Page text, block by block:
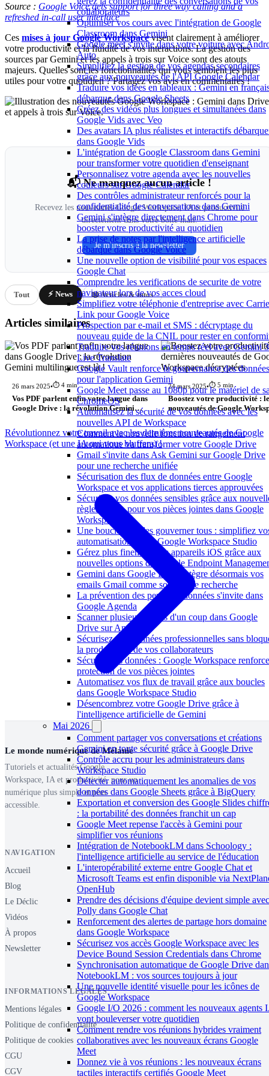
collaborateurs
Optimiser vos cours avec l'intégration de Google
Classroom dans Gemini
Google meet s'invite dans votre voiture avec
Auto
Simplifiez la gestion de vos agendas secondaires
grâce aux nouveautés de l'API Google Calendar
Traduire vos idées en tableaux : Gemini en
débarque dans Google Sheets
Créez des vidéos plus longues et simultanées dans
Google Vids avec Veo
Des avatars IA plus réalistes et interactifs
dans Google Vids
L'intégration de Google Classroom dans Gemini
pour transformer votre quotidien d'enseignant
Personnalisez votre agenda avec les nouvelles
couleurs sur Google Calendar
Des contrôles administrateur renforcés pour la
confidentialité des conversations dans Gemini
Gemini s'intègre directement dans Chrome pour
booster votre productivité au quotidien
La prise de notes par l'intelligence artificielle
débarque dans Google Voice
Une nouvelle option de visibilité pour vos espaces
Google Chat
Comprendre les verifications de securite de votre
navigateur lors de vos acces cloud
Simplifiez votre téléphonie d'entreprise avec
Link pour Google Voice
Prospection par e-mail et SMS : décryptage du
nouveau guide de la CNIL pour rester en
Traduire vos réunions en temps réel avec Gemini
Live Translate
Google Vault renforce la gouvernance des données
pour l'application Gemini
Google Meet passe au 1080p pour le matériel de
ChromeOS
Automatisez la sécurité de vos données avec les
nouvelles API de Workspace
Comment la nouvelle fonction de rangement
automatique va transformer votre Google Drive
Gmail s'invite dans Ask Gemini sur Google Drive
pour une recherche unifiée
Sécurisation des flux de données entre Google
Workspace et vos applications tierces approuvées
Sécurisez vos données sensibles grâce aux
règles de dlp pour vos pièces jointes dans Google
Workspace
Une boucle pour les gouverner tous : simplifiez
automatisations dans Google Workspace Studio
Gérez plus finement vos appareils iOS grâce aux
nouvelles options de Google Endpoint
Gemini dans Google Drive intègre désormais vos
emails Gmail comme sources de recherche
La prévention des pertes de données s'invite dans
Google Agenda
Scanner plusieurs pages d'un coup dans Google
Drive sur Android
Sécurisez vos données professionnelles sans
la productivité de vos collaborateurs
Sécurité des données : Google Workspace
protection de vos pièces jointes
Automatisez vos flux de travail grâce aux boucles
dans Google Workspace Studio
Désencombrez votre Google Drive grâce à
l'intelligence artificielle de Gemini
Mai 2026
Comment partager vos conversations et créations
Gemini en toute sécurité grâce à Google Drive
Contrôle accru pour les administrateurs dans
Workspace Studio
Détecter automatiquement les anomalies de vos
données dans Google Sheets grâce à BigQuery
Exportation et conversion des Google Slides
: la portabilité des données franchit un cap
Google Meet repense l'accès à Gemini pour
simplifier vos réunions
Intégration de NotebookLM dans Schoology :
l'intelligence artificielle au service de l'éducation
L'interopérabilité externe entre Google Chat et
Microsoft Teams est enfin disponible via
OpenHub
Prendre des décisions d'équipe devient simple avec
Polly dans Google Chat
Renforcement des alertes de partage hors domaine
dans Google Workspace
Sécurisez vos accès Google Workspace avec les
Device Bound Session Credentials dans Chrome
Synchronisation automatique de Google Drive
NotebookLM : vos sources toujours à jour
Une nouvelle identité visuelle pour les icônes de
Google Workspace
Google I/O 2026 : comment les nouveaux agents
vont bouleverser votre quotidien
Comment rendre vos réunions hybrides vraiment
collaboratives avec les nouveaux écrans Google
Meet
Donnez vie à vos réunions : les nouveaux écrans
tactiles interactifs certifiés Google Meet
Source : Google Voice gets support for three way calling and a
refreshed in-call user interface
Ces mises à jour Google Workspacevisent clairement à améliorer
votre productivité et la fluidité de vos interactions. La gestion des
sources par Gemini et les appels à trois sur Voice sont des atouts
majeurs. Quelles sont les fonctionnalités qui vous semblent les plus
utiles pour votre quotidien ? Partagez vos avis en commentaires !
📬 Ne manquez aucun article !
Recevez les nouveautés Google Workspace, IA et productivité
directement dans votre boîte mail.
Je m'inscris à la newsletter
Tout ⚡ News 📖 Articles & tutos
Articles similaires
26 mars 2025•⏱️ 4 min
Vos PDF parlent enfin votre langue dans
Google Drive : la révolution Gemini
24 mars 2025•⏱️ 5 min
Boostez votre productivité :
nouveautés de Google
décryptées
Révolutionnez votre travail avec les dernières nouveautés de Google
Workspace (et une IA qui vous bluffera) !
Le monde numérique de Mélanie
Tutoriels et actualités Google
Workspace, IA et productivité, pour un
numérique plus simple et plus
accessible.
NAVIGATION
Accueil
Blog
Le Déclic
Vidéos
À propos
Newsletter
INFORMATIONS LÉGALES
Mentions légales
Politique de confidentialité
Politique de cookies
CGU
CGV